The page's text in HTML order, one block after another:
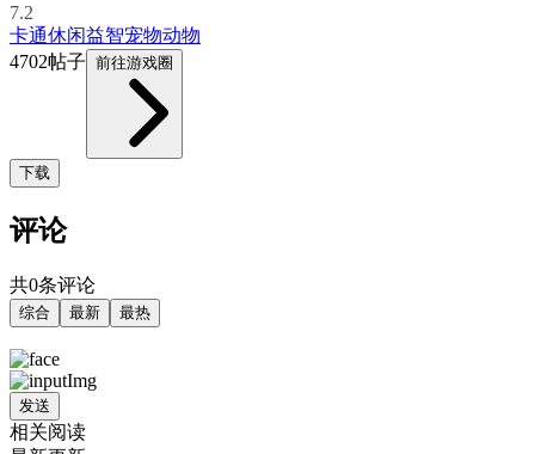
7.2
卡通休闲益智宠物动物
4702帖子 前往游戏圈
下载
评论
共0条评论
综合 最新 最热
发送
相关阅读